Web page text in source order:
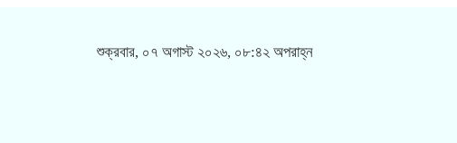
শুক্রবার, ০৭ অগাস্ট ২০২৬, ০৮:৪২ অপরাহ্ন